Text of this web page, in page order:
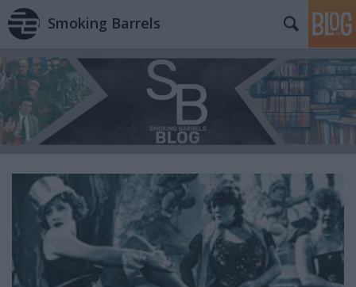
Smoking Barrels